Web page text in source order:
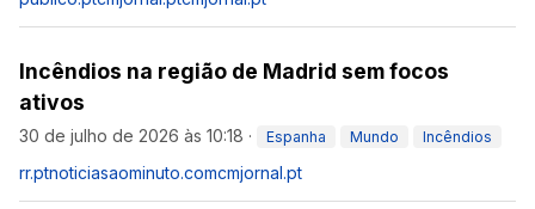
Incêndios na região de Madrid sem focos
ativos
30 de julho de 2026 às 10:18 · Espanha Mundo Incêndios
rr.ptnoticiasaominuto.comcmjornal.pt